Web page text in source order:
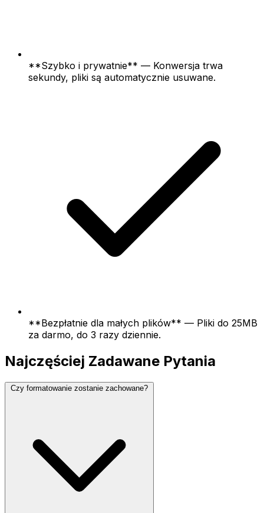
**Szybko i prywatnie** — Konwersja trwa
sekundy, pliki są automatycznie usuwane.
**Bezpłatnie dla małych plików** — Pliki do 25MB
za darmo, do 3 razy dziennie.
Najczęściej Zadawane Pytania
Czy formatowanie zostanie zachowane?